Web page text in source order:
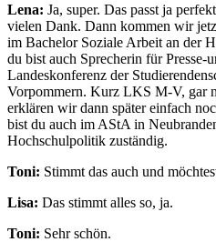
Lena: Ja, super. Das passt ja
vielen Dank. Dann kommen wir
im Bachelor Soziale Arbeit an der
du bist auch Sprecherin für
Landeskonferenz der
Vorpommern. Kurz LKS M-V, gar
erklären wir dann später einfach
bist du auch im AStA in
Hochschulpolitik zuständig.
Toni: Stimmt das auch und
Lisa: Das stimmt alles so, ja.
Toni: Sehr schön.